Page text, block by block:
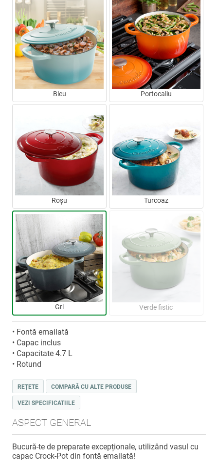
Bleu Portocaliu
Roșu Turcoaz
Gri Verde fistic
• Fontă emailată
• Capac inclus
• Capacitate 4.7 L
• Rotund
REȚETE COMPARĂ CU ALTE PRODUSE
VEZI SPECIFICATIILE
ASPECT GENERAL
Bucură-te de preparate excepționale, utilizând vasul cu
capac Crock-Pot din fontă emailată!